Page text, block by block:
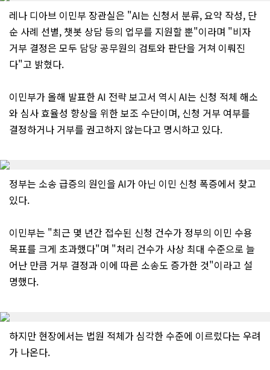
레나 디아브 이민부 장관실은 "AI는 신청서 분류, 요약 작성, 단
순 사례 선별, 챗봇 상담 등의 업무를 지원할 뿐"이라며 "비자
거부 결정은 모두 담당 공무원의 검토와 판단을 거쳐 이뤄진
다"고 밝혔다.
이민부가 올해 발표한 AI 전략 보고서 역시 AI는 신청 적체 해소
와 심사 효율성 향상을 위한 보조 수단이며, 신청 거부 여부를
결정하거나 거부를 권고하지 않는다고 명시하고 있다.
정부는 소송 급증의 원인을 AI가 아닌 이민 신청 폭증에서 찾고
있다.
이민부는 "최근 몇 년간 접수된 신청 건수가 정부의 이민 수용
목표를 크게 초과했다"며 "처리 건수가 사상 최대 수준으로 늘
어난 만큼 거부 결정과 이에 따른 소송도 증가한 것"이라고 설
명했다.
하지만 현장에서는 법원 적체가 심각한 수준에 이르렀다는 우려
가 나온다.